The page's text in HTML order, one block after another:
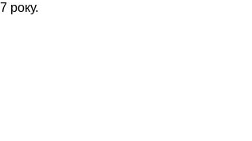
року.